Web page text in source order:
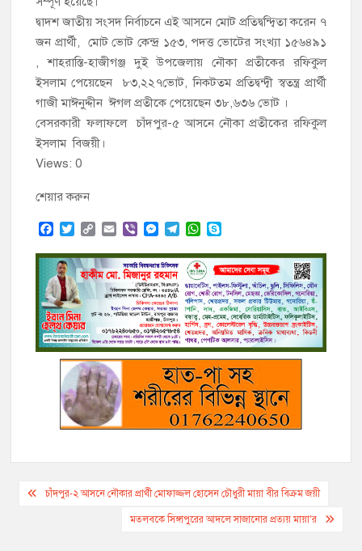
দ্বাদশ জাতীয় সংসদ নির্বাচনে এই আসনে মোট প্রতিদ্বন্দ্বিতা করেন ৭
জন প্রার্থী, মোট ভোট কেন্দ্র ১৫৩, পদত্ত ভোটের সংখ্যা ১৫৬৪৯১
, শাহরাস্তি-হাজীগঞ্জ দুই উপজেলায় নৌকা প্রতীকের রফিকুল
ইসলাম পেয়েছেন ৮৩,২২৭ভোট, নিকটতম প্রতিদ্বন্দ্বী স্বতন্ত্র প্রার্থী
গাজী মাঈনুদ্দীন ঈগল প্রতীকে পেয়েছেন ৩৮,৬৩৬ ভোট ।
বেসরকারী ফলাফলে চাঁদপুর-৫ আসনে নৌকা প্রতীকের রফিকুল
ইসলাম বিজয়ী।
Views: 0
শেয়ার করুন
F
c
e
b
o
o
k
T
i
t
t
e
r
C
p
y
i
n
k
E
a
i
l
V
b
e
r
M
s
s
e
n
g
e
r
T
l
e
g
a
m
W
a
t
s
A
p
p
y
p
e
Postচাঁদপুর-২ আসনে নৌকার প্রার্থী মোফাজ্জল হোসেন চৌধুরী মায়া বীর বিক্রম জয়ী
মতলবকে সিঙ্গাপুরের আদলে সাজানোর প্রত্যয় মায়া’র